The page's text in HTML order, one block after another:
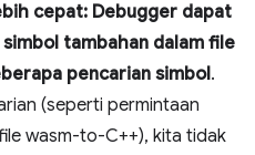
cepat: Debugger dapat
tambahan dalam file
pencarian simbol.
(seperti permintaan
wasm-to-C++), kita tidak